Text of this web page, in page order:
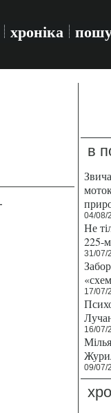
хроніка
в
04/08/
Не
31/07/
17/07/
16/07/
09/07/